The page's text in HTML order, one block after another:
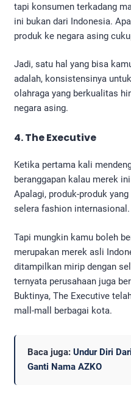
tapi konsumen terkadang
ini bukan dari Indonesia.
produk ke negara asing
Jadi, satu hal yang bisa
adalah, konsistensinya
olahraga yang berkualitas
negara asing.
4. The Executive
Ketika pertama kali
beranggapan kalau merek
Apalagi, produk-produk
selera fashion internasional.
Tapi mungkin kamu boleh
merupakan merek asli
ditampilkan mirip dengan
ternyata perusahaan juga
Buktinya, The Executive
mall-mall berbagai kota.
Baca juga: Undur Diri
Ganti Nama AZKO